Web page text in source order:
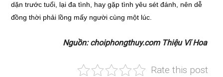
dặn trước tuổi, lại đa tình, hay gặp tình yêu sét đánh, nên dễ
đồng thời phải lồng mấy người cùng một lúc.
Nguồn: choiphongthuy.com Thiệu Vĩ Hoa
Rate this post